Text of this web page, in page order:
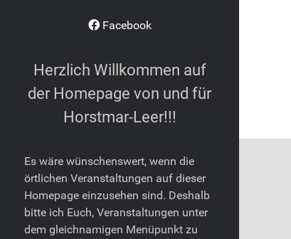
Facebook
Herzlich Willkommen auf
der Homepage von und für
Horstmar-Leer!!!
Es wäre wünschenswert, wenn die
örtlichen Veranstaltungen auf dieser
Homepage einzusehen sind. Deshalb
bitte ich Euch, Veranstaltungen unter
dem gleichnamigen Menüpunkt zu